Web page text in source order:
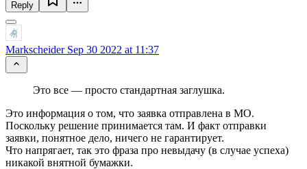
Reply
MarkscheiderSep 30 2022 at 11:37
Это все — просто стандартная заглушка.
Это информация о том, что заявка отправлена в МО.
Поскольку решение принимается там. И факт отправки
заявки, понятное дело, ничего не гарантирует.
Что напрягает, так это фраза про невыдачу (в случае успеха)
никакой внятной бумажки.